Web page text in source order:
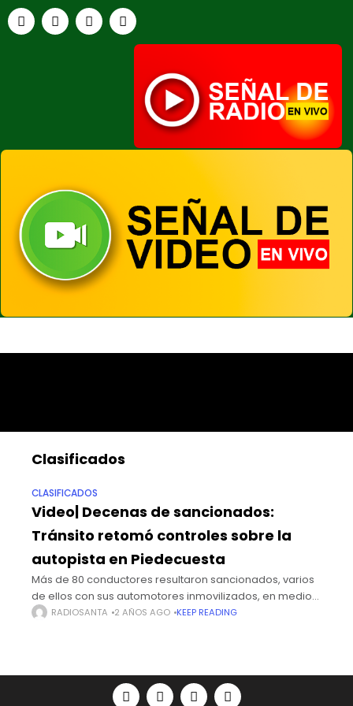
Clasificados
CLASIFICADOS
Video| Decenas de sancionados:
Tránsito retomó controles sobre la
autopista en Piedecuesta
Más de 80 conductores resultaron sancionados, varios
de ellos con sus automotores inmovilizados, en medio
de los operativos de vigilancia y control que se
RADIOSANTA 2 AÑOS AGO KEEP READING